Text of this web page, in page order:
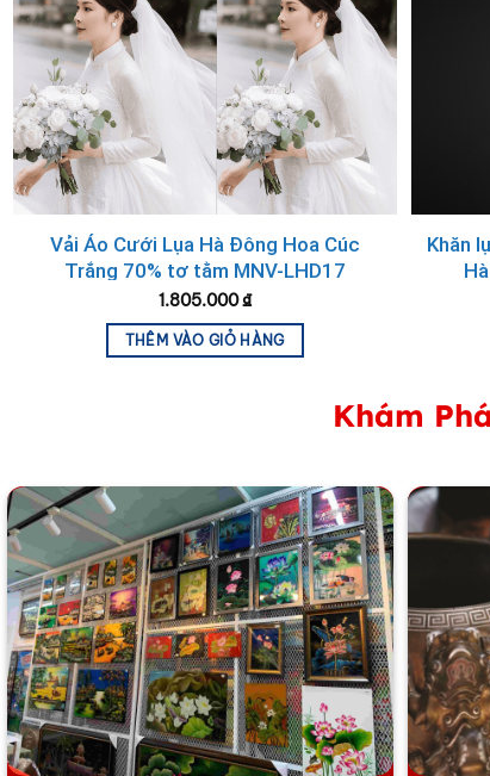
Món quà tặng ý nghĩa dành cho sếp, đối tác
Phụ kiện khẳng định phong thái tự tin và gu
Mua cà vạt lụa Hà Đông chất
Chúng tôi tự hào cung cấp những dòng
Nâng
Vải Áo Cưới Lụa Hà Đông Hoa Cúc
Trắng 70% tơ tằm MNV-LHD17
1.805.000₫
THÊM VÀO GIỎ HÀNG
Khăn
Khám